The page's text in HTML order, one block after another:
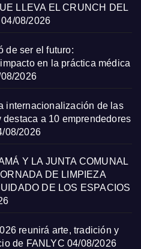
LLEVA EL CRUNCH DEL
04/08/2026
de ser el futuro:
en la práctica médica
2026
internacionalización de las
a 10 emprendedores
08/2026
Y LA JUNTA COMUNAL
DE LIMPIEZA
DE LOS ESPACIOS
reunirá arte, tradición y
de FANLYC 04/08/2026